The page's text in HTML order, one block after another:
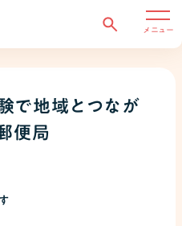
メニュー
で地域とつなが
便局